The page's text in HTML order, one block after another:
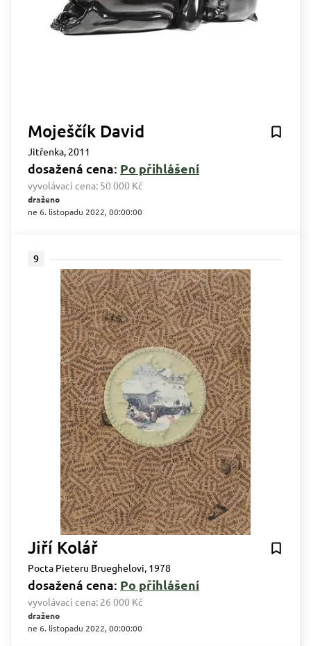
Moješčík David
Jitřenka, 2011
dosažená cena: Po přihlášení
vyvolávací cena: 50 000 Kč
draženo
ne 6. listopadu 2022, 00:00:00
9
Jiří Kolář
Pocta Pieteru Brueghelovi, 1978
dosažená cena: Po přihlášení
vyvolávací cena: 26 000 Kč
draženo
ne 6. listopadu 2022, 00:00:00